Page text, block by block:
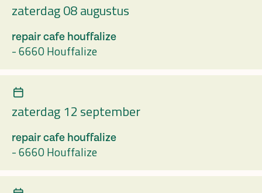
zaterdag 08 augustus
repair cafe houffalize
-6660 Houffalize
zaterdag 12 september
repair cafe houffalize
-6660 Houffalize